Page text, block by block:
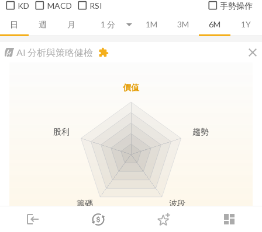
login dashboard
市場 登入
日 週 月 1M 3M 6M 1Y
KD MACD RSI 手勢操作
AI 分析與策略健檢 close
extension
價值
趨勢
波段
籌碼
股利